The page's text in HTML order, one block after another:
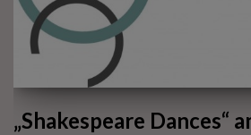
„Shakespeare Dances“